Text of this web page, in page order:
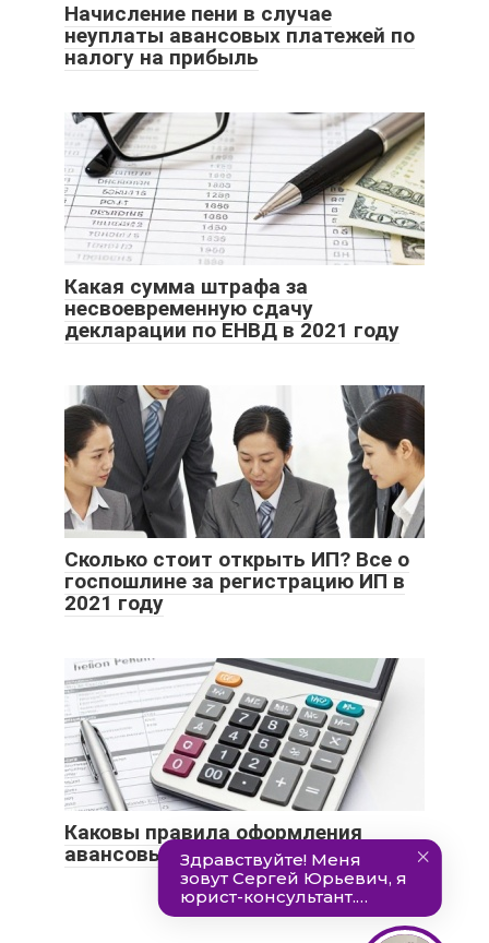
Начисление пени в случае
неуплаты авансовых платежей по
налогу на прибыль
Какая сумма штрафа за
несвоевременную сдачу
декларации по ЕНВД в 2021 году
Сколько стоит открыть ИП? Все о
госпошлине за регистрацию ИП в
2021 году
Каковы правила оформления
авансовых отчетов в 2021 году?